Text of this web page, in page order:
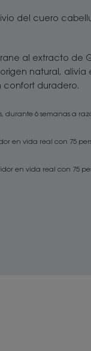
del cuero
al extracto de
natural,
duradero.
durante 6 semanas a
en vida real con 75
en vida real con 75